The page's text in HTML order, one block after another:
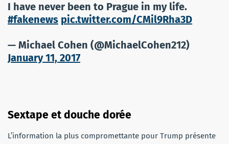
I have never been to Prague in my life.
#fakenews pic.twitter.com/CMil9Rha3D
— Michael Cohen (@MichaelCohen212)
January 11, 2017
Sextape et douche dorée
L’information la plus compromettante pour Trump présente